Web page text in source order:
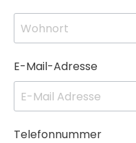
E-Mail-Adresse
Telefonnummer